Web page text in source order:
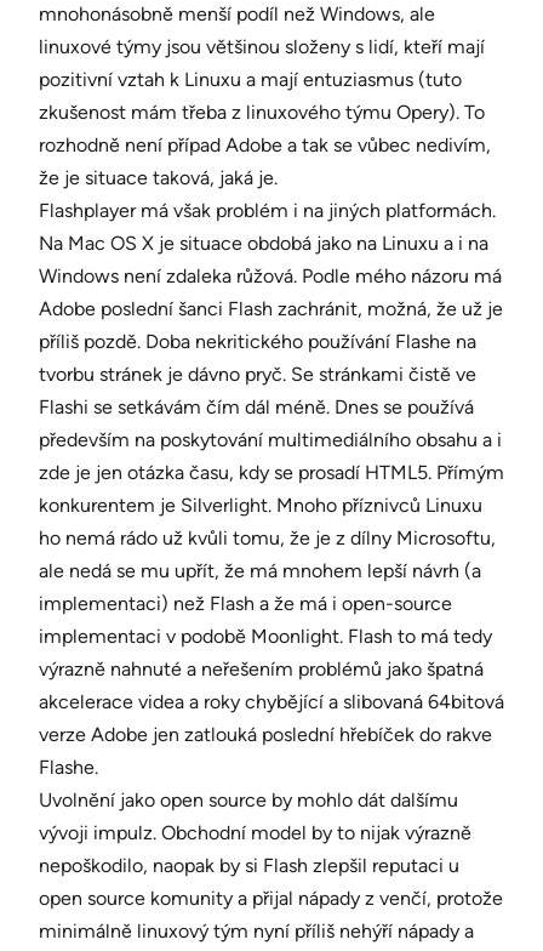
mnohonásobně menší podíl než Windows, ale
linuxové týmy jsou většinou složeny s lidí, kteří mají
pozitivní vztah k Linuxu a mají entuziasmus (tuto
zkušenost mám třeba z linuxového týmu Opery). To
rozhodně není případ Adobe a tak se vůbec nedivím,
že je situace taková, jaká je.
Flashplayer má však problém i na jiných platformách.
Na Mac OS X je situace obdobá jako na Linuxu a i na
Windows není zdaleka růžová. Podle mého názoru má
Adobe poslední šanci Flash zachránit, možná, že už je
příliš pozdě. Doba nekritického používání Flashe na
tvorbu stránek je dávno pryč. Se stránkami čistě ve
Flashi se setkávám čím dál méně. Dnes se používá
především na poskytování multimediálního obsahu a i
zde je jen otázka času, kdy se prosadí HTML5. Přímým
konkurentem je Silverlight. Mnoho příznivců Linuxu
ho nemá rádo už kvůli tomu, že je z dílny Microsoftu,
ale nedá se mu upřít, že má mnohem lepší návrh (a
implementaci) než Flash a že má i open-source
implementaci v podobě Moonlight. Flash to má tedy
výrazně nahnuté a neřešením problémů jako špatná
akcelerace videa a roky chybějící a slibovaná 64bitová
verze Adobe jen zatlouká poslední hřebíček do rakve
Flashe.
Uvolnění jako open source by mohlo dát dalšímu
vývoji impulz. Obchodní model by to nijak výrazně
nepoškodilo, naopak by si Flash zlepšil reputaci u
open source komunity a přijal nápady z venčí, protože
minimálně linuxový tým nyní příliš nehýří nápady a